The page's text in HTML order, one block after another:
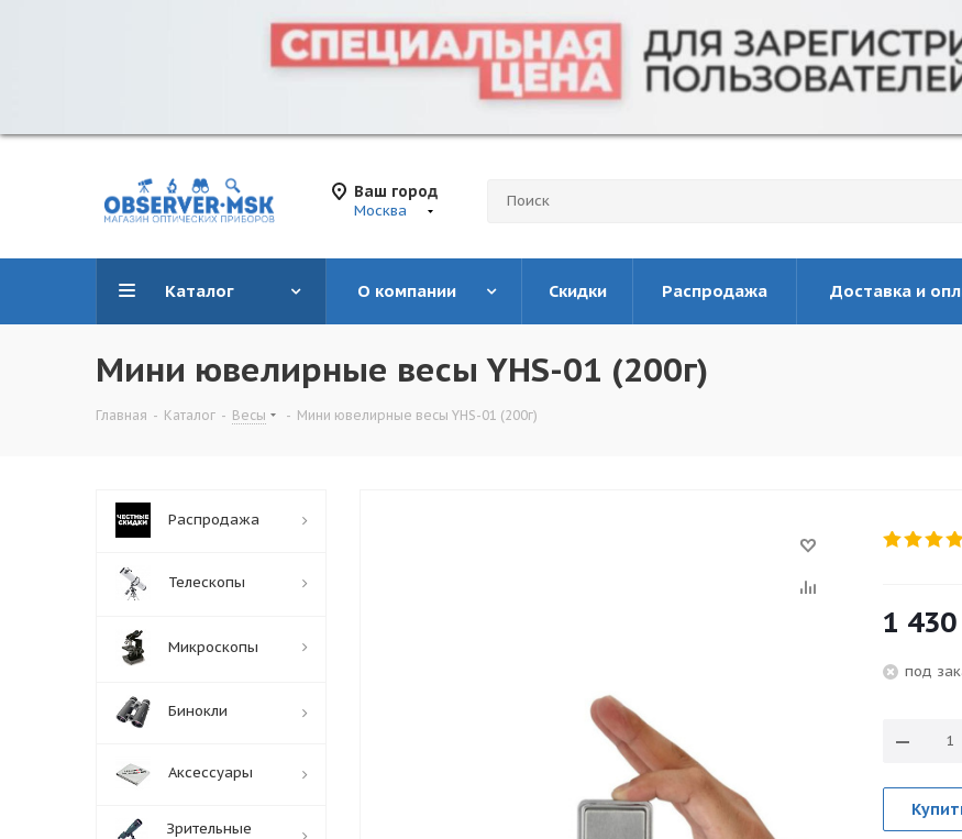
Ваш город
Москва
Каталог О компании Скидки Распродажа Доставка и
Мини ювелирные весы YHS-01 (200г)
Главная - Каталог - Весы - Мини ювелирные весы YHS-01 (200г)
1 430
под
Распродажа
Телескопы
Микроскопы
Бинокли
Аксессуары
Зрительные